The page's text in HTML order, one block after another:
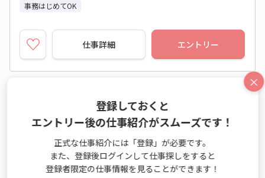
事務はじめてOK
仕事詳細 エントリー
No：TS26-0561986
【富士吉田】かんたん事務＼土日祝休み／×＼
残業10時間以下／
一般事務・OA事務
×
登録しておくと
エントリー後の仕事紹介がスムーズです！
正式な仕事紹介には「登録」が必要です。
また、登録後ログインして仕事探しをすると
登録者限定の仕事情報を見ることができます！